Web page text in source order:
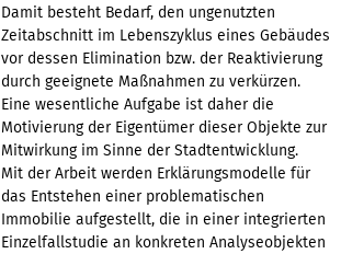
Damit besteht Bedarf, den ungenutzten
Zeitabschnitt im Lebenszyklus eines Gebäudes
vor dessen Elimination bzw. der Reaktivierung
durch geeignete Maßnahmen zu verkürzen.
Eine wesentliche Aufgabe ist daher die
Motivierung der Eigentümer dieser Objekte zur
Mitwirkung im Sinne der Stadtentwicklung.
Mit der Arbeit werden Erklärungsmodelle für
das Entstehen einer problematischen
Immobilie aufgestellt, die in einer integrierten
Einzelfallstudie an konkreten Analyseobjekten